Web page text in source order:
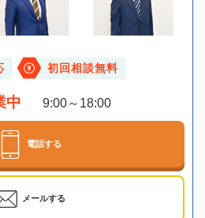
初回相談無料
中 9:00～18:00
電話する
メールする